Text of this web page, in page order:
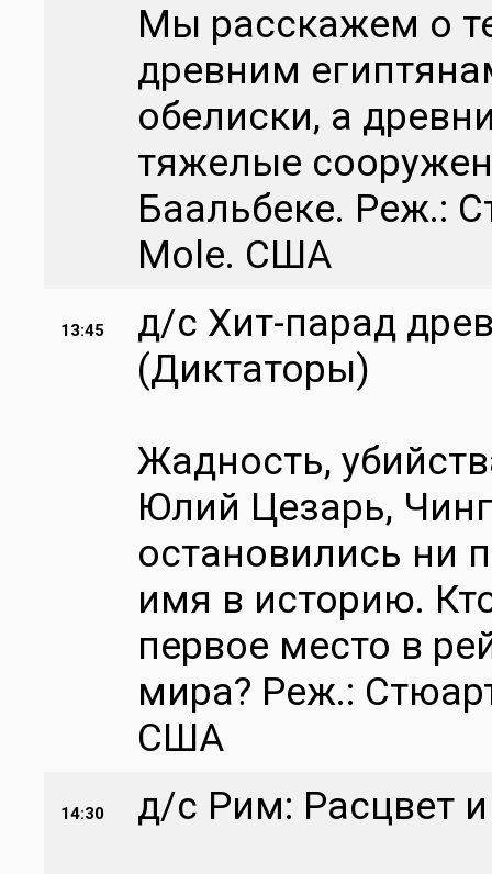
Мы расскажем о
древним
обелиски, а
тяжелые
Баальбеке. Реж.:
Mole. США
13:45
д/с Хит-парад
(Диктаторы)
Жадность,
Юлий Цезарь,
остановились ни
имя в историю.
первое место в
мира? Реж.:
США
14:30
д/с Рим: Расцвет